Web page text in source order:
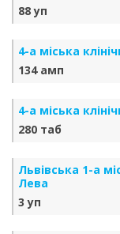
88 уп
4-а міська
134 амп
4-а міська
280 таб
Львівська 1-а
Лева
3 уп